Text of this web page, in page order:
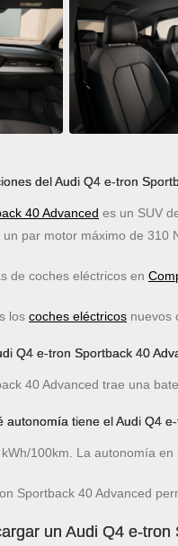
del Audi Q4 e-tron
40 Advanced es un SUV
par motor máximo de
de coches eléctricos en
los coches eléctricos nuevos
Q4 e-tron Sportback 40
40 Advanced trae una
autonomía tiene el Audi Q4
100km. La autonomía
Sportback 40 Advanced
un Audi Q4 e-tron